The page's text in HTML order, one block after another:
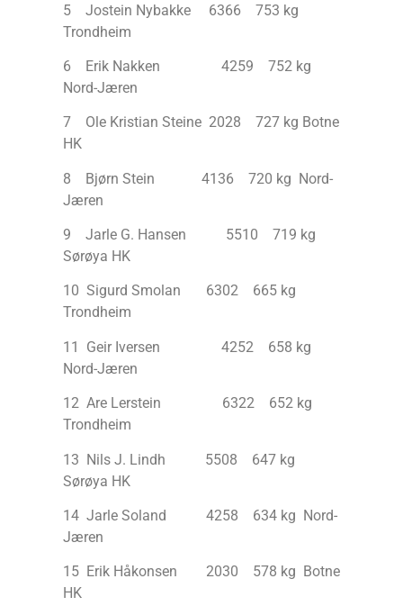
5 Jostein Nybakke 6366 753 kg
Trondheim
6 Erik Nakken 4259 752 kg
Nord-Jæren
7 Ole Kristian Steine 2028 727 kg Botne
HK
8 Bjørn Stein 4136 720 kg Nord-
Jæren
9 Jarle G. Hansen 5510 719 kg
Sørøya HK
10 Sigurd Smolan 6302 665 kg
Trondheim
11 Geir Iversen 4252 658 kg
Nord-Jæren
12 Are Lerstein 6322 652 kg
Trondheim
13 Nils J. Lindh 5508 647 kg
Sørøya HK
14 Jarle Soland 4258 634 kg Nord-
Jæren
15 Erik Håkonsen 2030 578 kg Botne
HK